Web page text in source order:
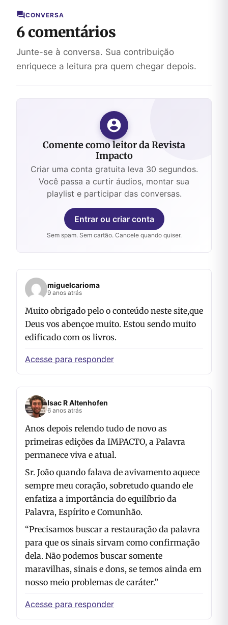
CONVERSA
6 comentários
Junte-se à conversa. Sua contribuição
enriquece a leitura pra quem chegar depois.
Comente como leitor da Revista
Impacto
Criar uma conta gratuita leva 30 segundos.
Você passa a curtir áudios, montar sua
playlist e participar das conversas.
Entrar ou criar conta
Sem spam. Sem cartão. Cancele quando quiser.
miguelcarioma
9 anos atrás
Muito obrigado pelo o conteúdo neste site,que
Deus vos abençoe muito. Estou sendo muito
edificado com os livros.
Acesse para responder
Isac R Altenhofen
6 anos atrás
Anos depois relendo tudo de novo as
primeiras edições da IMPACTO, a Palavra
permanece viva e atual.
Sr. João quando falava de avivamento aquece
sempre meu coração, sobretudo quando ele
enfatiza a importância do equilíbrio da
Palavra, Espírito e Comunhão.
“Precisamos buscar a restauração da palavra
para que os sinais sirvam como confirmação
dela. Não podemos buscar somente
maravilhas, sinais e dons, se temos ainda em
nosso meio problemas de caráter.”
Acesse para responder